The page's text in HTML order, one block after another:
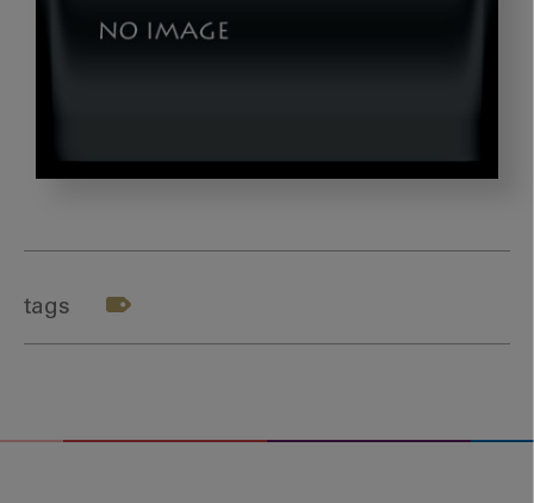
tags